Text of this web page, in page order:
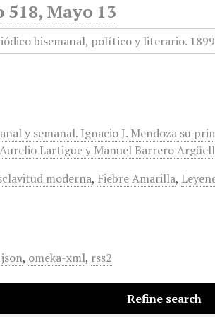
518, Mayo 13
y semanal. Ignacio J. Mendoza su
Lartigue y Manuel Barrero
moderna, Fiebre Amarilla,
json, omeka-xml, rss2
Refine search